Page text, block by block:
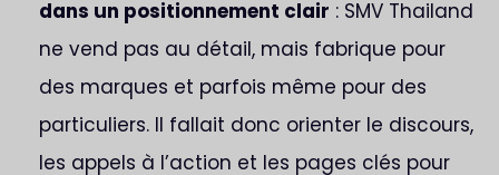
dans un positionnement clair : SMV Thailand
ne vend pas au détail, mais fabrique pour
des marques et parfois même pour des
particuliers. Il fallait donc orienter le discours,
les appels à l’action et les pages clés pour